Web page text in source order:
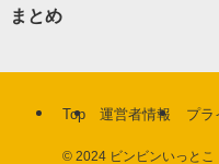
まとめ
Top 運営者情報 プラ
© 2024 ビンビンいっと